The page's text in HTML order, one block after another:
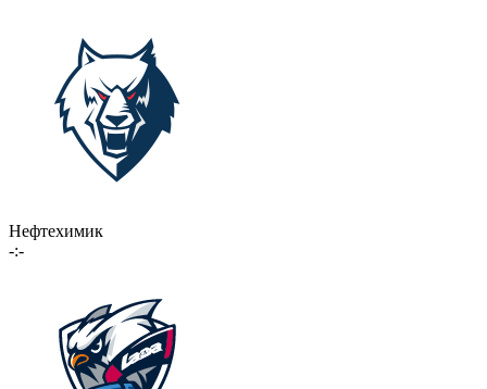
Нефтехимик
-:-